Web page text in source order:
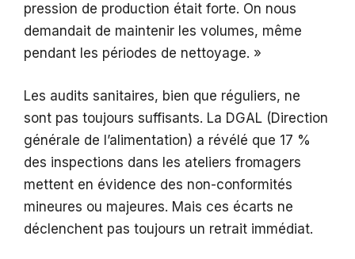
pression de production était forte. On nous
demandait de maintenir les volumes, même
pendant les périodes de nettoyage. »
Les audits sanitaires, bien que réguliers, ne
sont pas toujours suffisants. La DGAL (Direction
générale de l’alimentation) a révélé que 17 %
des inspections dans les ateliers fromagers
mettent en évidence des non-conformités
mineures ou majeures. Mais ces écarts ne
déclenchent pas toujours un retrait immédiat.